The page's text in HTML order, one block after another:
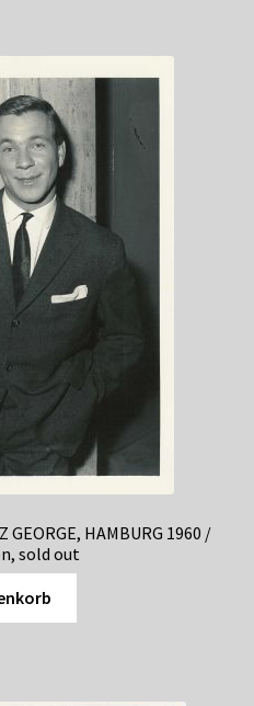
GEORGE, HAMBURG 1960 /
sold out